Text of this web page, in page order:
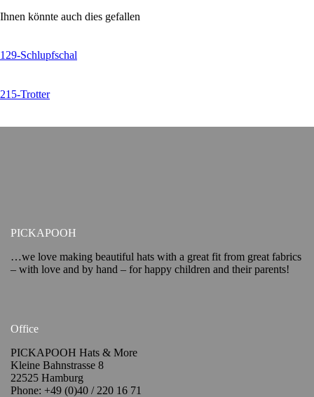
Ihnen könnte auch dies gefallen
129-Schlupfschal
215-Trotter
PICKAPOOH
…we love making beautiful hats with a great fit from great fabrics
– with love and by hand – for happy children and their parents!
Office
PICKAPOOH Hats & More
Kleine Bahnstrasse 8
22525 Hamburg
Phone: +49 (0)40 / 220 16 71